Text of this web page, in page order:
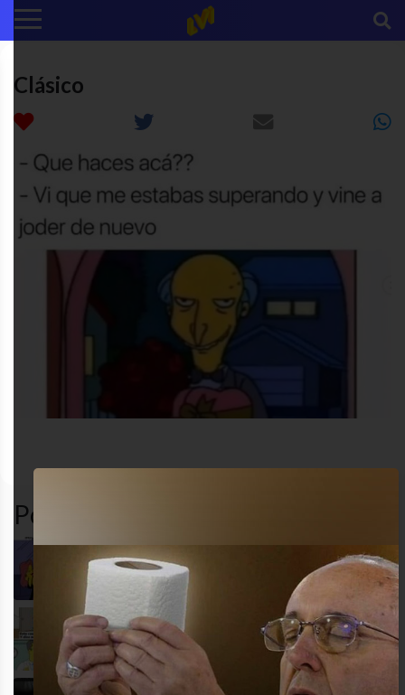
Clásico
Popular en LVI
Y los reels!
Así somos